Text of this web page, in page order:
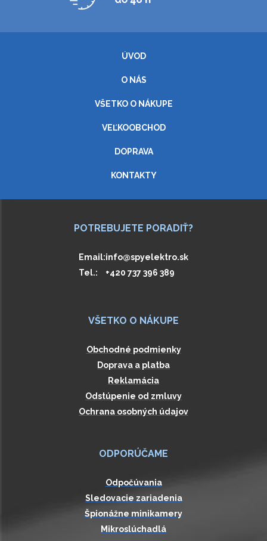
ÚVOD
O NÁS
VŠETKO O NÁKUPE
VEĽKOOBCHOD
DOPRAVA
KONTAKTY
POTREBUJETE PORADIŤ?
Email:info@spyelektro.sk
Tel.:
+420 737 396 389
VŠETKO O NÁKUPE
Obchodné podmienky
Doprava a platba
Reklamácia
Odstúpenie od zmluvy
Ochrana osobných údajov
ODPORÚČAME
Odpočúvania
Sledovacie zariadenia
Špionážne minikamery
Mikroslúchadlá